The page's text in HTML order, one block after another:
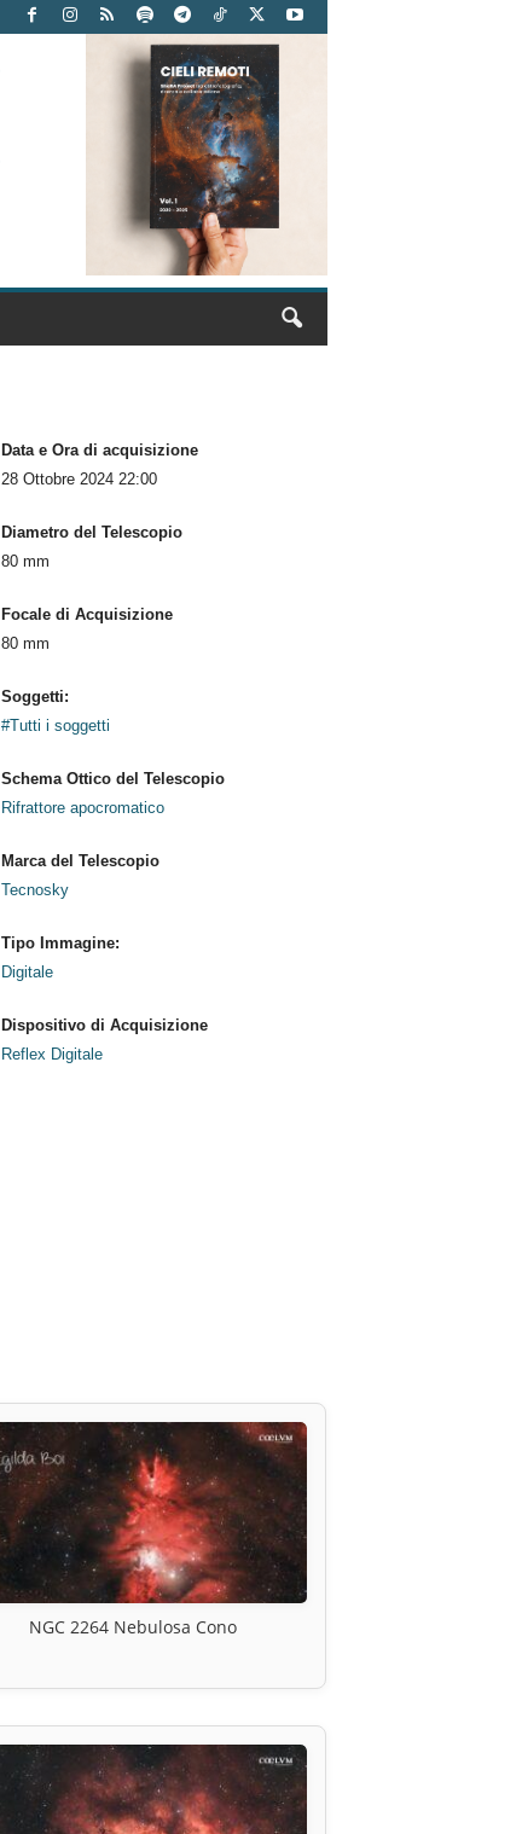
Data e Ora di acquisizione
28 Ottobre 2024 22:00
Diametro del Telescopio
80 mm
Focale di Acquisizione
80 mm
Soggetti:
#Tutti i soggetti
Schema Ottico del Telescopio
Rifrattore apocromatico
Marca del Telescopio
Tecnosky
Tipo Immagine:
Digitale
Dispositivo di Acquisizione
Reflex Digitale
NGC 2264 Nebulosa Cono